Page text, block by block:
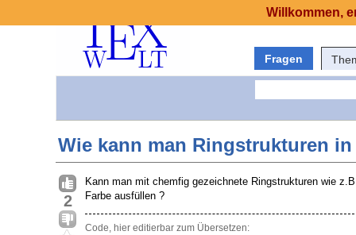
Fragen
Wie kann man Ringstrukturen
2
Kann man mit chemfig gezeichnete Ringstrukturen wie
Farbe ausfüllen ?
Code, hier editierbar zum Übersetzen:
Willkommen,